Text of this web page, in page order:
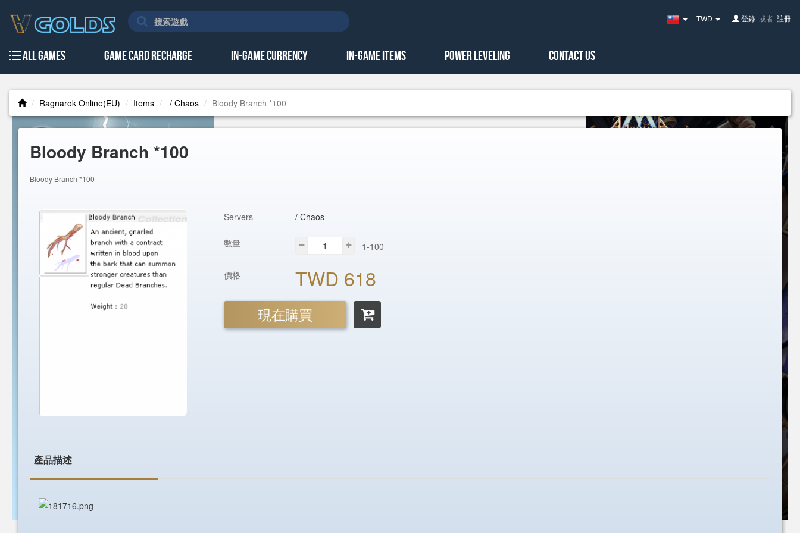
Taiwan(繁
TWD 登錄 或者 註冊
All Games Game Card Recharge In-Game Currency In-Game Items Power Leveling Contact Us
Ragnarok Online(EU) Items / Chaos Bloody Branch *100
Bloody Branch *100
Bloody Branch *100
Servers / Chaos
數量 1-100
價格 TWD 618
現在購買
產品描述